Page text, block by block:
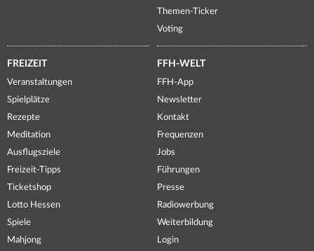
Themen-Ticker
Voting
FREIZEIT
Veranstaltungen
Spielplätze
Rezepte
Meditation
Ausflugsziele
Freizeit-Tipps
Ticketshop
Lotto Hessen
Spiele
Mahjong
FFH-WELT
FFH-App
Newsletter
Kontakt
Frequenzen
Jobs
Führungen
Presse
Radiowerbung
Weiterbildung
Login